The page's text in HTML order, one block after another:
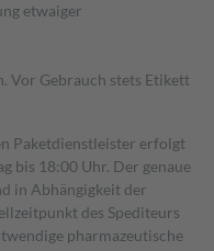
etwaiger
Vor Gebrauch stets Etikett
Paketdienstleister erfolgt
bis 18:00 Uhr. Der genaue
in Abhängigkeit der
des Spediteurs
pharmazeutische